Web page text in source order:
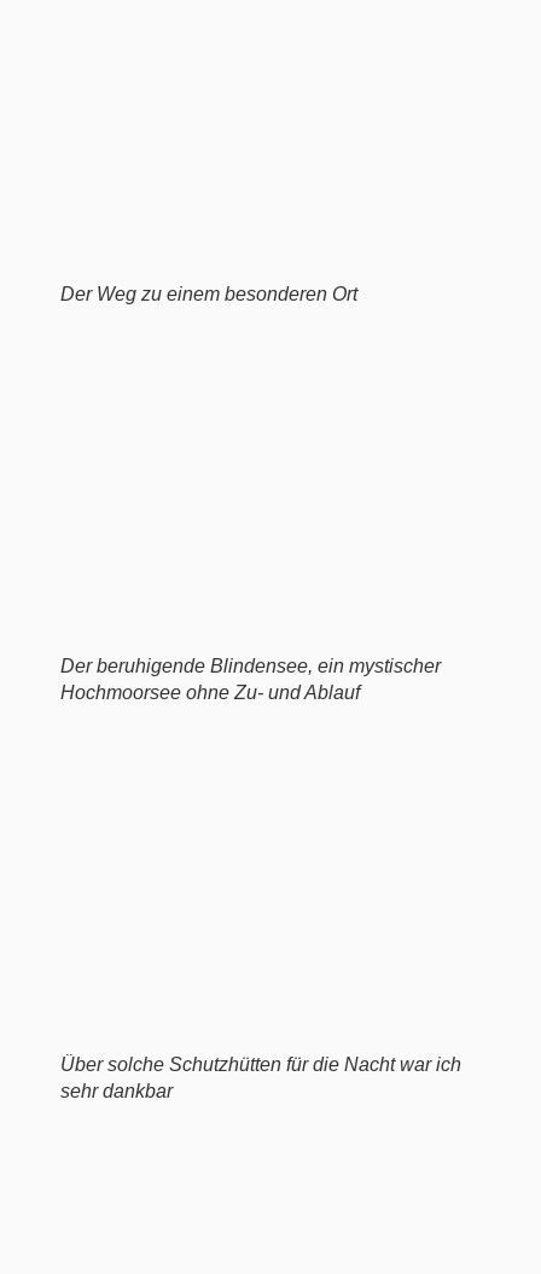
Der Weg zu einem besonderen Ort
Der beruhigende Blindensee, ein mystischer
Hochmoorsee ohne Zu- und Ablauf
Über solche Schutzhütten für die Nacht war ich
sehr dankbar